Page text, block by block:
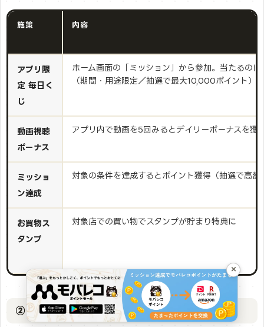
施策 内容
アプリ限
定 毎日く
じ
ホーム画面の「ミッション」から参加。当たるのは
（期間・用途限定／抽選で最大10,000ポイント）
動画視聴
ボーナス
アプリ内で動画を5回みるとデイリーボーナスを獲
ミッショ
ン達成
対象の条件を達成するとポイント獲得（抽選で高額
お買物ス
タンプ
対象店での買い物でスタンプが貯まり特典に
② ポイントGETチャレンジ
×